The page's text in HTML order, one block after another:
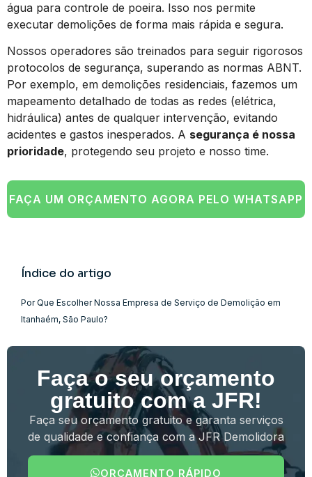
água para controle de poeira. Isso nos permite
executar demolições de forma mais rápida e segura.
Nossos operadores são treinados para seguir rigorosos
protocolos de segurança, superando as normas ABNT.
Por exemplo, em demolições residenciais, fazemos um
mapeamento detalhado de todas as redes (elétrica,
hidráulica) antes de qualquer intervenção, evitando
acidentes e gastos inesperados. A segurança é nossa
prioridade, protegendo seu projeto e nosso time.
FAÇA UM ORÇAMENTO AGORA PELO WHATSAPP
Índice do artigo
Por Que Escolher Nossa Empresa de Serviço de Demolição em
Itanhaém, São Paulo?
Faça o seu orçamento
gratuito com a JFR!
Faça seu orçamento gratuito e garanta serviços
de qualidade e confiança com a JFR Demolidora
ORÇAMENTO RÁPIDO